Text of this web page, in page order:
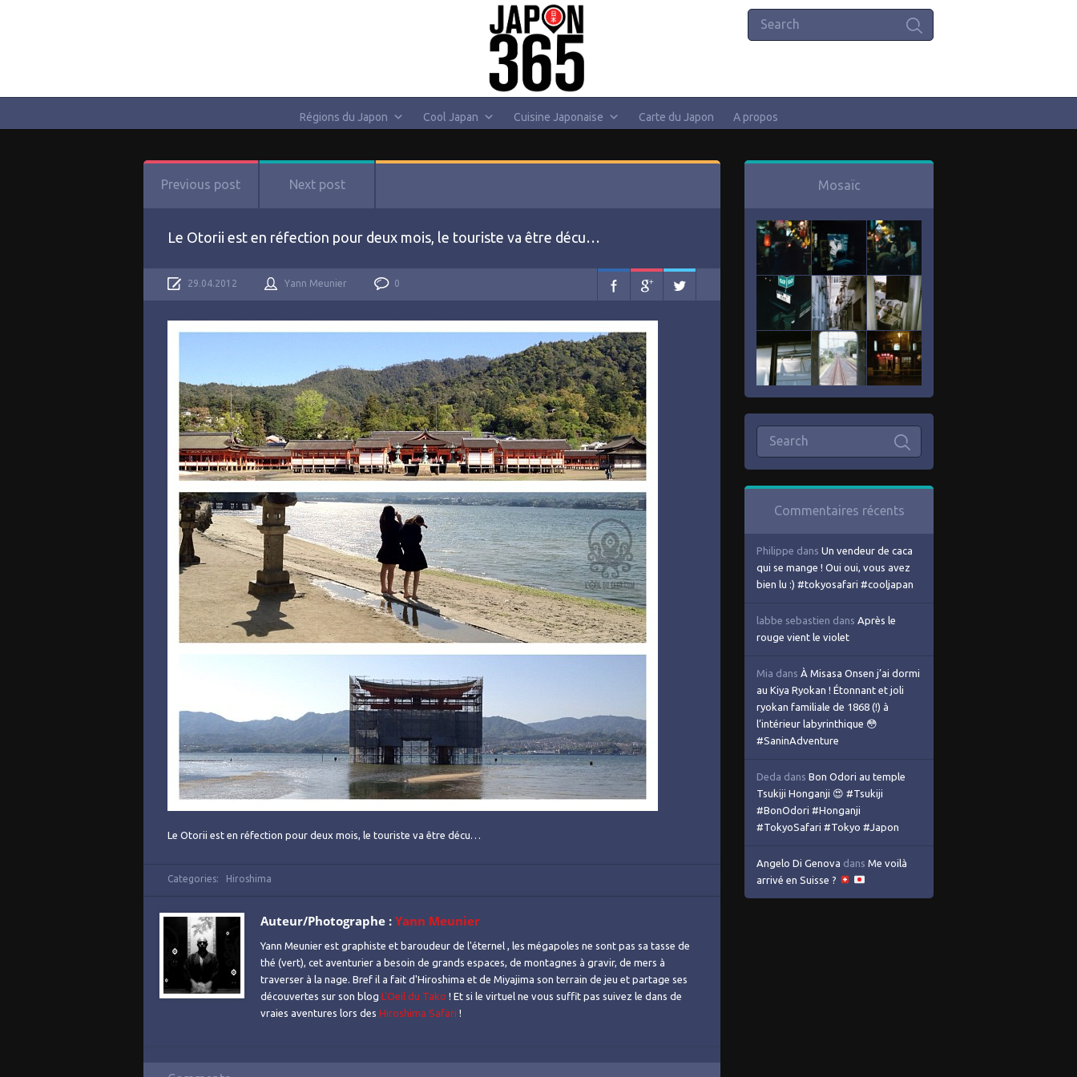
Régions du Japon Cool Japan Cuisine Japonaise Carte du Japon A propos
Previous post Next post
Le Otorii est en réfection pour deux mois, le touriste va être décu…
29.04.2012 Yann Meunier 0
Le Otorii est en réfection pour deux mois, le touriste va être décu…
Categories: Hiroshima
Auteur/Photographe : Yann Meunier
Yann Meunier est graphiste et baroudeur de l'éternel , les mégapoles ne sont pas sa tasse de
thé (vert), cet aventurier a besoin de grands espaces, de montagnes à gravir, de mers à
traverser à la nage. Bref il a fait d'Hiroshima et de Miyajima son terrain de jeu et partage ses
découvertes sur son blog L'Oeil du Tako ! Et si le virtuel ne vous suffit pas suivez le dans de
vraies aventures lors des Hiroshima Safari !
Mosaïc
Commentaires récents
Philippe dans Un vendeur de caca
qui se mange ! Oui oui, vous avez
bien lu :) #tokyosafari #cooljapan
labbe sebastien dans Après le
rouge vient le violet
Mia dans À Misasa Onsen j’ai dormi
au Kiya Ryokan ! Étonnant et joli
ryokan familiale de 1868 (!) à
l’intérieur labyrinthique 😳
#SaninAdventure
Deda dans Bon Odori au temple
Tsukiji Honganji 😍 #Tsukiji
#BonOdori #Honganji
#TokyoSafari #Tokyo #Japon
Angelo Di Genova dans Me voilà
arrivé en Suisse ?